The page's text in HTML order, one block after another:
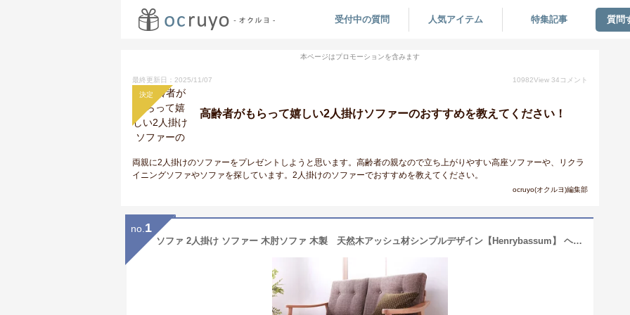
受付中の質問 人気アイテム 特集記事 質問
本ページはプロモーションを含みます
最終更新日：2025/11/07 10982View 34 コメント
決定
高齢者がもらって嬉しい2人掛けソファーのおすすめを教えてください！
両親に2人掛けのソファーをプレゼントしようと思います。高齢者の親なので立ち上がりやすい高座ソファーや、リクラ
イニングソファやソファを探しています。2人掛けのソファーでおすすめを教えてください。
ocruyo(オクルヨ)編集部
no. 1
ソファ 2人掛け ソファー 木肘ソファ 木製 天然木アッシュ材シンプルデザイン【Henrybassum】 ヘンリーバッスム 2人掛け(代引不可)【送料無料】